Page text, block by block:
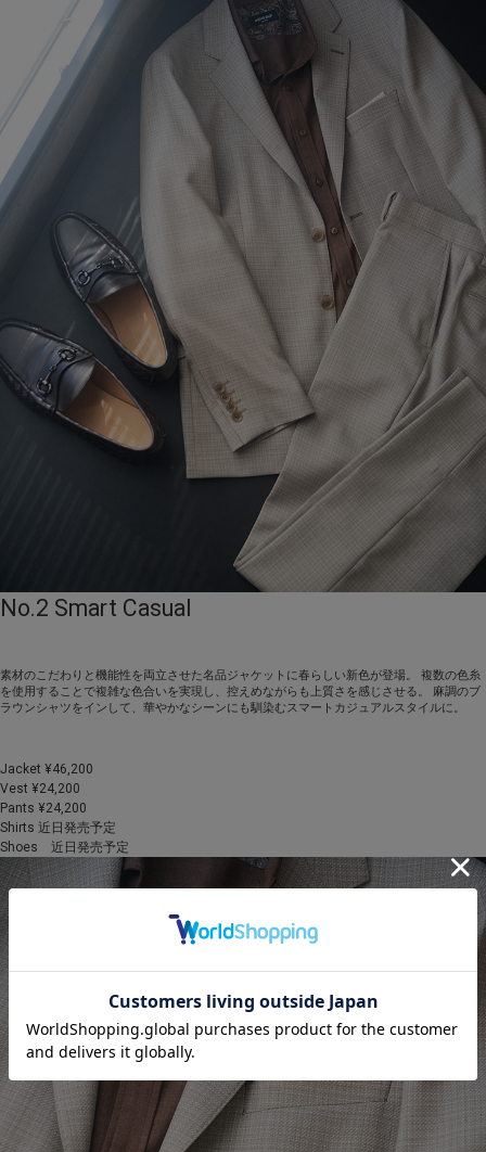
No.2 Smart Casual
素材のこだわりと機能性を両立させた名品ジャケットに春らしい新色が登場。 複数の色糸
を使用することで複雑な色合いを実現し、控えめながらも上質さを感じさせる。 麻調のブ
ラウンシャツをインして、華やかなシーンにも馴染むスマートカジュアルスタイルに。
Jacket ¥46,200
Vest ¥24,200
Pants ¥24,200
Shirts 近日発売予定
Shoes 近日発売予定